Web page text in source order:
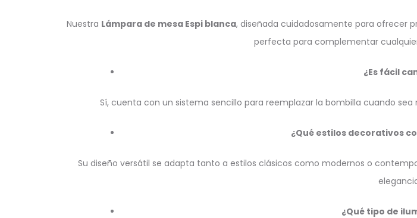
Nuestra Lámpara de mesa Espi blanca, diseñada cuidadosamente para ofrecer
perfecta para complementar
¿Es fácil
Sí, cuenta con un sistema sencillo para reemplazar la bombilla cuando
¿Qué estilos decorativos
Su diseño versátil se adapta tanto a estilos clásicos como modernos o
¿Qué tipo de